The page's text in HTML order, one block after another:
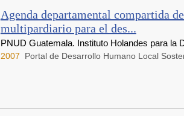
Agenda departamental compartida
multipardiario para el des...
PNUD Guatemala. Instituto Holandes para la
2007 Portal de Desarrollo Humano Local